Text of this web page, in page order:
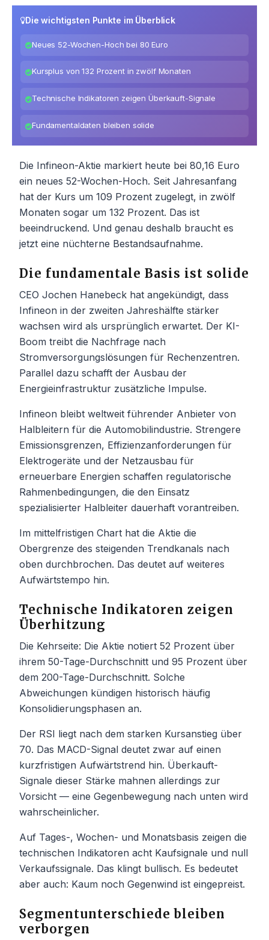
Die wichtigsten Punkte im Überblick
Neues 52-Wochen-Hoch bei 80 Euro
Kursplus von 132 Prozent in zwölf Monaten
Technische Indikatoren zeigen Überkauft-Signale
Fundamentaldaten bleiben solide
Die Infineon-Aktie markiert heute bei 80,16 Euro
ein neues 52-Wochen-Hoch. Seit Jahresanfang
hat der Kurs um 109 Prozent zugelegt, in zwölf
Monaten sogar um 132 Prozent. Das ist
beeindruckend. Und genau deshalb braucht es
jetzt eine nüchterne Bestandsaufnahme.
Die fundamentale Basis ist solide
CEO Jochen Hanebeck hat angekündigt, dass
Infineon in der zweiten Jahreshälfte stärker
wachsen wird als ursprünglich erwartet. Der KI-
Boom treibt die Nachfrage nach
Stromversorgungslösungen für Rechenzentren.
Parallel dazu schafft der Ausbau der
Energieinfrastruktur zusätzliche Impulse.
Infineon bleibt weltweit führender Anbieter von
Halbleitern für die Automobilindustrie. Strengere
Emissionsgrenzen, Effizienzanforderungen für
Elektrogeräte und der Netzausbau für
erneuerbare Energien schaffen regulatorische
Rahmenbedingungen, die den Einsatz
spezialisierter Halbleiter dauerhaft vorantreiben.
Im mittelfristigen Chart hat die Aktie die
Obergrenze des steigenden Trendkanals nach
oben durchbrochen. Das deutet auf weiteres
Aufwärtstempo hin.
Technische Indikatoren zeigen
Überhitzung
Die Kehrseite: Die Aktie notiert 52 Prozent über
ihrem 50-Tage-Durchschnitt und 95 Prozent über
dem 200-Tage-Durchschnitt. Solche
Abweichungen kündigen historisch häufig
Konsolidierungsphasen an.
Der RSI liegt nach dem starken Kursanstieg über
70. Das MACD-Signal deutet zwar auf einen
kurzfristigen Aufwärtstrend hin. Überkauft-
Signale dieser Stärke mahnen allerdings zur
Vorsicht — eine Gegenbewegung nach unten wird
wahrscheinlicher.
Auf Tages-, Wochen- und Monatsbasis zeigen die
technischen Indikatoren acht Kaufsignale und null
Verkaufssignale. Das klingt bullisch. Es bedeutet
aber auch: Kaum noch Gegenwind ist eingepreist.
Segmentunterschiede bleiben
verborgen